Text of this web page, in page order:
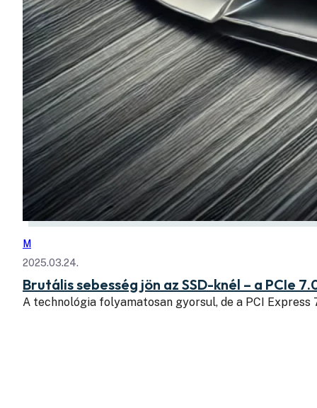
M
2025.03.24.
Brutális sebesség jön az SSD-knél – a PCIe
A technológia folyamatosan gyorsul, de a PCI Express